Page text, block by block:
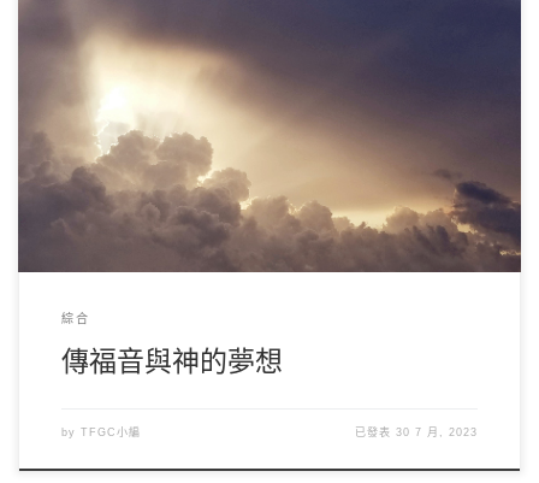
神在我們身上有又大又奧祕的夢想。為此，早在創世前，神已經為
我們預備了救恩，並透過耶穌來完成這份夢想。 […]
綜合
傳福音與神的夢想
by TFGC小編 已發表30 7 月, 2023